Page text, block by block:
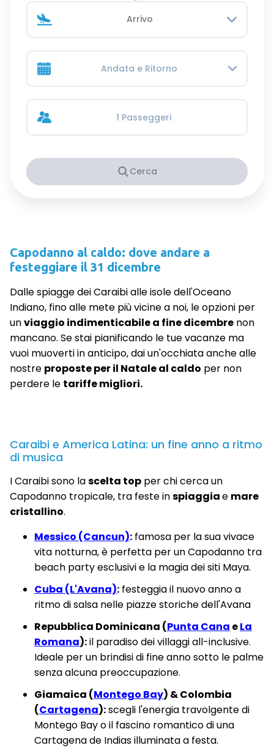
Andata e Ritorno
1 Passeggeri
Cerca
Capodanno al caldo: dove andare a
festeggiare il 31 dicembre
Dalle spiagge dei Caraibi alle isole dell'Oceano
Indiano, fino alle mete più vicine a noi, le opzioni per
unviaggio indimenticabile a fine dicembre non
mancano. Se stai pianificando le tue vacanze ma
vuoi muoverti in anticipo, dai un'occhiata anche alle
nostre proposte per il Natale al caldo per non
perdere le tariffe migliori.
Caraibi e America Latina: un fine anno a ritmo
di musica
I Caraibi sono lascelta top per chi cerca un
Capodanno tropicale, tra feste inspiaggiae mare
cristallino.
Messico (Cancun): famosa per la sua vivace
vita notturna, è perfetta per un Capodanno tra
beach party esclusivi e la magia dei siti Maya.
Cuba (L'Avana): festeggia il nuovo anno a
ritmo di salsa nelle piazze storiche dell'Avana
Repubblica Dominicana (Punta Cana eLa
Romana):il paradiso dei villaggi all-inclusive.
Ideale per un brindisi di fine anno sotto le palme
senza alcuna preoccupazione.
Giamaica (Montego Bay) & Colombia
(Cartagena):scegli l'energia travolgente di
Montego Bay o il fascino romantico di una
Cartagena de Indias illuminata a festa.